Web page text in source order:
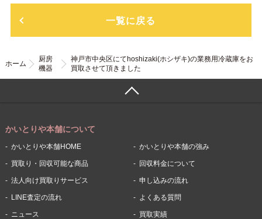
一覧に戻る
ホーム
厨房
機器
神戸市中央区にてhoshizaki(ホシザキ)の業務用冷蔵庫をお
買取させて頂きました
かいとりや本舗について
かいとりや本舗HOME かいとりや本舗の強み
買取り・回収可能な商品 回収料金について
法人向け買取りサービス 申し込みの流れ
LINE査定の流れ よくある質問
ニュース 買取実績